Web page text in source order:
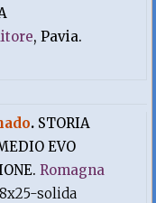
, Pavia.
. STORIA
EVO
Romagna
solida